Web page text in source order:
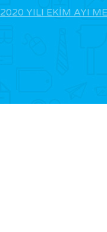
2020 YILI EKİM AYI